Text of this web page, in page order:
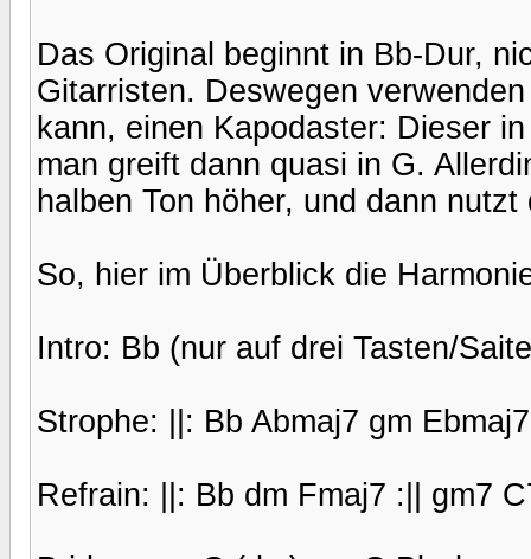
Das Original beginnt in Bb-Dur,
Gitarristen. Deswegen
kann, einen Kapodaster: Dieser
man greift dann quasi in G.
halben Ton höher, und dann
So, hier im Überblick die
Intro: Bb (nur auf drei Tasten/
Strophe: ||: Bb Abmaj7 gm
Refrain: ||: Bb dm Fmaj7 :|| gm7